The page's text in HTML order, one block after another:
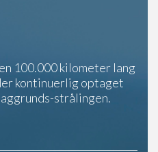
100.000 kilometer lang
kontinuerlig optaget
strålingen.